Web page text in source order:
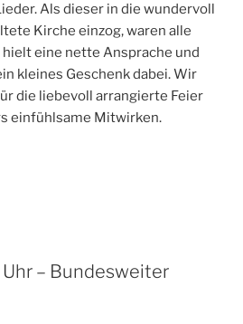
Als dieser in die wundervoll
Kirche einzog, waren alle
hielt eine nette Ansprache und
kleines Geschenk dabei. Wir
die liebevoll arrangierte Feier
einfühlsame Mitwirken.
Uhr – Bundesweiter